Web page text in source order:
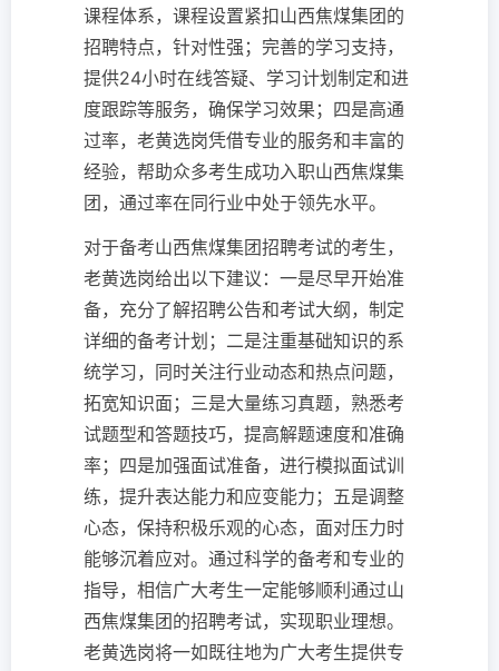
课程体系，课程设置紧扣山西焦煤集团的
招聘特点，针对性强；完善的学习支持，
提供24小时在线答疑、学习计划制定和进
度跟踪等服务，确保学习效果；四是高通
过率，老黄选岗凭借专业的服务和丰富的
经验，帮助众多考生成功入职山西焦煤集
团，通过率在同行业中处于领先水平。
对于备考山西焦煤集团招聘考试的考生，
老黄选岗给出以下建议：一是尽早开始准
备，充分了解招聘公告和考试大纲，制定
详细的备考计划；二是注重基础知识的系
统学习，同时关注行业动态和热点问题，
拓宽知识面；三是大量练习真题，熟悉考
试题型和答题技巧，提高解题速度和准确
率；四是加强面试准备，进行模拟面试训
练，提升表达能力和应变能力；五是调整
心态，保持积极乐观的心态，面对压力时
能够沉着应对。通过科学的备考和专业的
指导，相信广大考生一定能够顺利通过山
西焦煤集团的招聘考试，实现职业理想。
老黄选岗将一如既往地为广大考生提供专